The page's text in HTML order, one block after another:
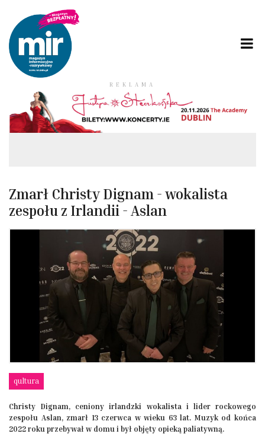
REKLAMA
Zmarł Christy Dignam - wokalista
zespołu z Irlandii - Aslan
qultura
Christy Dignam, ceniony irlandzki wokalista i lider rockowego
zespołu Aslan, zmarł 13 czerwca w wieku 63 lat. Muzyk od końca
2022 roku przebywał w domu i był objęty opieką paliatywną.